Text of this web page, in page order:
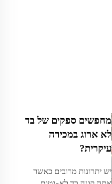
מחפשים ספקים של בד
לא ארוג במכירה
עיקרית?
יש יתרונות מרובים כאשר